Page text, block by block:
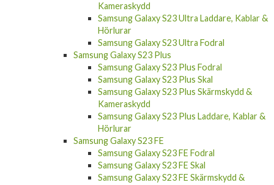
Kameraskydd
Samsung Galaxy S23 Ultra Laddare, Kablar &
Hörlurar
Samsung Galaxy S23 Ultra Fodral
Samsung Galaxy S23 Plus
Samsung Galaxy S23 Plus Fodral
Samsung Galaxy S23 Plus Skal
Samsung Galaxy S23 Plus Skärmskydd &
Kameraskydd
Samsung Galaxy S23 Plus Laddare, Kablar &
Hörlurar
Samsung Galaxy S23 FE
Samsung Galaxy S23 FE Fodral
Samsung Galaxy S23 FE Skal
Samsung Galaxy S23 FE Skärmskydd &